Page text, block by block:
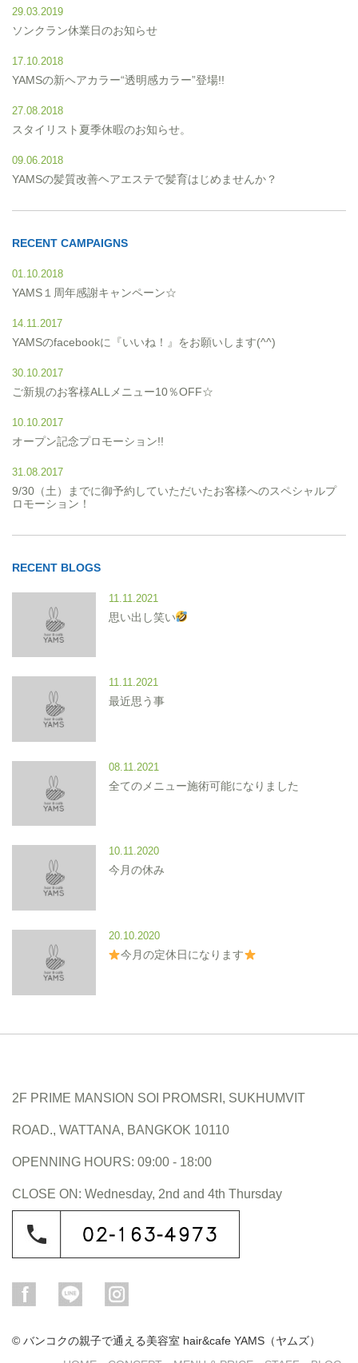
29.03.2019
ソンクラン休業日のお知らせ
17.10.2018
YAMSの新ヘアカラー“透明感カラー”登場!!
27.08.2018
スタイリスト夏季休暇のお知らせ。
09.06.2018
YAMSの髪質改善ヘアエステで髪育はじめませんか？
RECENT CAMPAIGNS
01.10.2018
YAMS１周年感謝キャンペーン☆
14.11.2017
YAMSのfacebookに『いいね！』をお願いします(^^)
30.10.2017
ご新規のお客様ALLメニュー10％OFF☆
10.10.2017
オープン記念プロモーション!!
31.08.2017
9/30（土）までに御予約していただいたお客様へのスペシャルプ
ロモーション！
RECENT BLOGS
11.11.2021
思い出し笑い
11.11.2021
最近思う事
08.11.2021
全てのメニュー施術可能になりました
10.11.2020
今月の休み
20.10.2020
今月の定休日になります
2F PRIME MANSION SOI PROMSRI, SUKHUMVIT
ROAD., WATTANA, BANGKOK 10110
OPENNING HOURS: 09:00 - 18:00
CLOSE ON: Wednesday, 2nd and 4th Thursday
© バンコクの親子で通える美容室 hair&cafe YAMS（ヤムズ）